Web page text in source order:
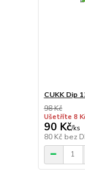
CUKK Dip
98 Kč
Ušetříte 8
90 Kč/ks
80 Kč bez